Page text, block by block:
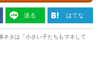
送る はてな
ネタは「小さい子たちもマネして